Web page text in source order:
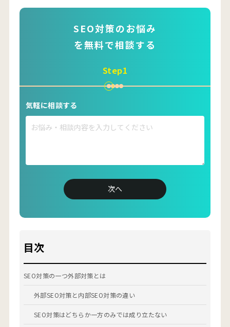
2021年クーミル株式会社 創業
フランチャイズ加盟店開発、集客
Google アナリティクス認定資格（GAIQ）
Google 広告検索認定資格
Google 広告ディスプレイ認定資格
X（旧Twitter）：
SEO対策のお悩み
を無料で相談する
Step1
気軽に相談する
次へ
目次
SEO対策の一つ外部対策とは
外部SEO対策と内部SEO対策の違い
SEO対策はどちらか一方のみでは成り立たない